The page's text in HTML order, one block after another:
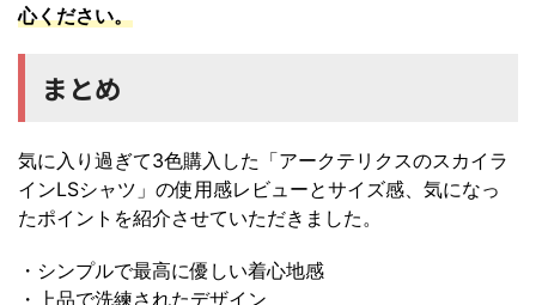
心ください。
まとめ
気に入り過ぎて3色購入した「アークテリクスのスカイラ
インLSシャツ」の使用感レビューとサイズ感、気になっ
たポイントを紹介させていただきました。
・シンプルで最高に優しい着心地感
・上品で洗練されたデザイン